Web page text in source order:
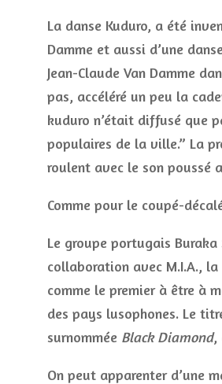
La danse Kuduro, a été
Damme et aussi d’une
Jean-Claude Van Damme
pas, accéléré un peu la
kuduro n’était diffusé que
populaires de la ville.” La
roulent avec le son poussé
Comme pour le coupé-
Le groupe portugais
collaboration avec M.I.A., la
comme le premier à être à
des pays lusophones. Le
surnommée Black Diamond,
On peut apparenter d’une